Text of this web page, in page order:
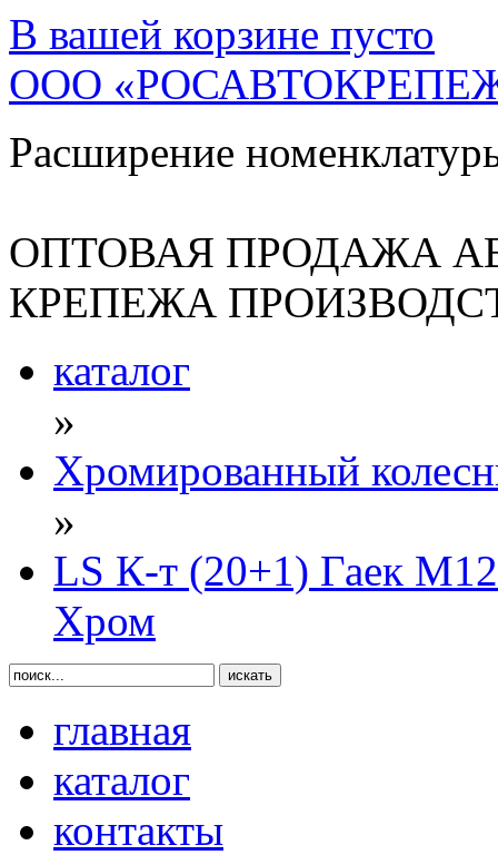
В вашей корзине пусто
ООО
Расширение
ОПТОВАЯ ПРОДАЖА
КРЕПЕЖА
каталог
»
Хромированный
»
LS К-т (20+1) Гаек
Хром
главная
каталог
контакты